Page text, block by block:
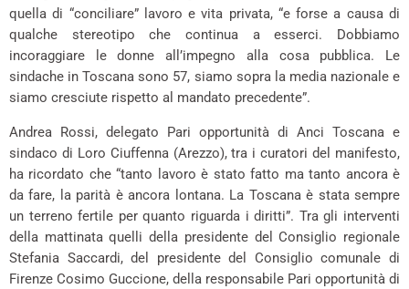
quella di “conciliare” lavoro e vita privata, “e forse a causa di
qualche stereotipo che continua a esserci. Dobbiamo
incoraggiare le donne all’impegno alla cosa pubblica. Le
sindache in Toscana sono 57, siamo sopra la media nazionale e
siamo cresciute rispetto al mandato precedente”.
Andrea Rossi, delegato Pari opportunità di Anci Toscana e
sindaco di Loro Ciuffenna (Arezzo), tra i curatori del manifesto,
ha ricordato che “tanto lavoro è stato fatto ma tanto ancora è
da fare, la parità è ancora lontana. La Toscana è stata sempre
un terreno fertile per quanto riguarda i diritti”. Tra gli interventi
della mattinata quelli della presidente del Consiglio regionale
Stefania Saccardi, del presidente del Consiglio comunale di
Firenze Cosimo Guccione, della responsabile Pari opportunità di